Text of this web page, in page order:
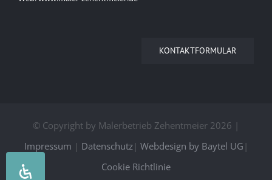
KONTAKTFORMULAR
© Copyright by Malerbetrieb Zehentmeier 2026 |
Impressum | Datenschutz| Webdesign by Baytel UG |
Cookie Richtlinie